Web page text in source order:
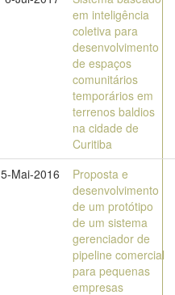
em inteligência
coletiva para
desenvolvimento
de espaços
comunitários
temporários em
terrenos baldios
na cidade de
Curitiba
5-Mai-2016
Proposta e
desenvolvimento
de um protótipo
de um sistema
gerenciador de
pipeline comercial
para pequenas
empresas